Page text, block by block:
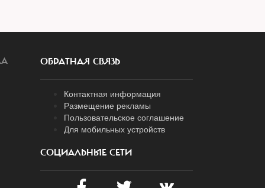
ОБРАТНАЯ СВЯЗЬ
Контактная информация
Размещение рекламы
Пользовательское соглашение
Для мобильных устройств
СОЦИАЛЬНЫЕ СЕТИ